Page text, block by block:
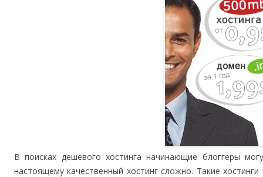
В поисках дешевого хостинга начинающие блоггеры
настоящему качественный хостинг сложно. Такие